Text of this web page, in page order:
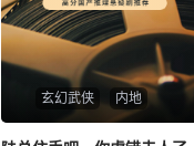
玄幻武侠 内地